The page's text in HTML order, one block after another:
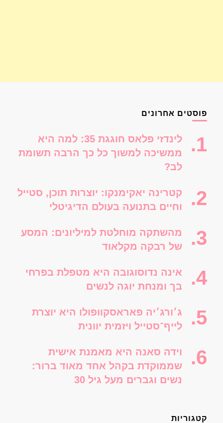
פוסטים אחרונים
לינדזי פלאס חוגגת 35: למה היא
ממשיכה למשוך כל כך הרבה תשומת
לב?
קטרינה יאקימנקו: יוצרות תוכן, סטייל
וחיים בתנועה בעולם הדיגיטלי
מהשתקה מוחלטת למיליונים: המסע
של רבקה מקלאוד
אינה נדוסוגובה היא מטפלת בפרחי
בך ומנחת יוגה לנשים
ג׳ורג׳יה פאראסקוופולו היא יוצרת
לייף־סטייל ויזמית יוונית
וידה סאנה היא מאמנת אישית
שממוקדת בקהל אחד מאוד ברור:
נשים וגברים מעל גיל 30
קטגוריות